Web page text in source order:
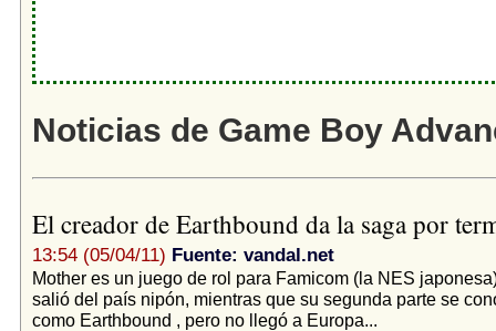
Noticias de Game Boy
El creador de Earthbound da la saga por
13:54 (05/04/11) Fuente: vandal.net
Mother es un juego de rol para Famicom (la NES
salió del país nipón, mientras que su segunda parte se
como Earthbound , pero no llegó a Europa...